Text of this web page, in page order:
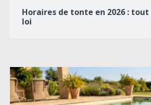
Horaires de tonte en 2026 :
loi